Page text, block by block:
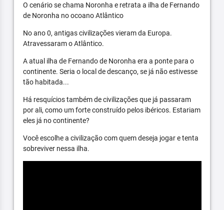
O cenário se chama Noronha e retrata a ilha de Fernando
de Noronha no ocoano Atlântico
No ano 0, antigas civilizações vieram da Europa.
Atravessaram o Atlântico.
A atual ilha de Fernando de Noronha era a ponte para o
continente. Seria o local de descanço, se já não estivesse
tão habitada...
Há resquícios também de civilizações que já passaram
por ali, como um forte construído pelos ibéricos. Estariam
eles já no continente?
Você escolhe a civilização com quem deseja jogar e tenta
sobreviver nessa ilha.